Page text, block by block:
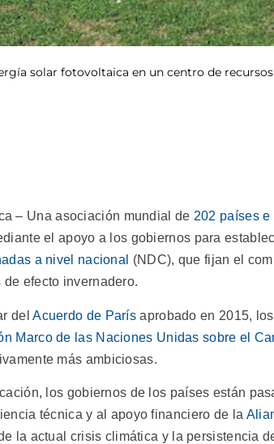
solar fotovoltaica en un centro de
– Una asociación mundial de 202 países
el apoyo a los gobiernos para
a nivel nacional
(NDC), que fijan el
efecto invernadero.
delAcuerdo de París aprobado en 2015,
Marco de las Naciones Unidas sobre el
más ambiciosas.
los gobiernos de los países están
técnica y al apoyo financiero de la
la actual crisis climática y la persistencia